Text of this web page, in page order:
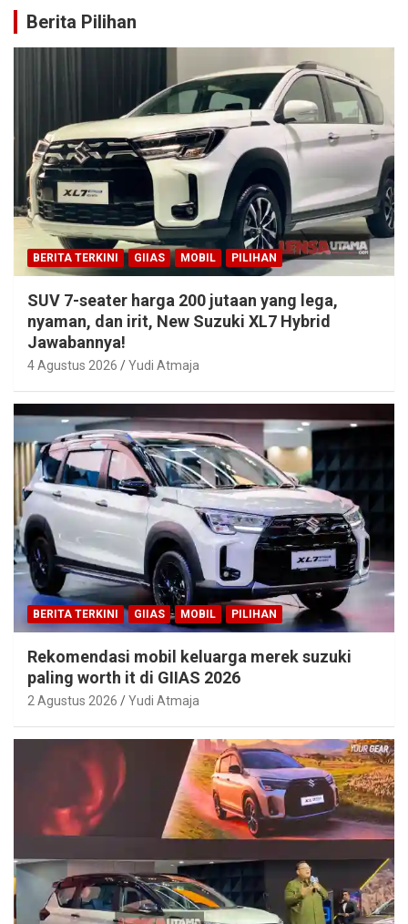
Berita Pilihan
BERITA TERKINI GIIAS MOBIL PILIHAN
SUV 7-seater harga 200 jutaan yang lega,
nyaman, dan irit, New Suzuki XL7 Hybrid
Jawabannya!
4 Agustus 2026 Yudi Atmaja
BERITA TERKINI GIIAS MOBIL PILIHAN
Rekomendasi mobil keluarga merek suzuki
paling worth it di GIIAS 2026
2 Agustus 2026 Yudi Atmaja